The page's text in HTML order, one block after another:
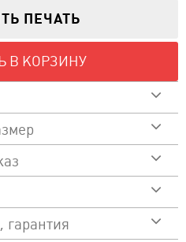
ПЕЧАТЬ
В КОРЗИНУ
100 % хлопок
155
Футболка с коротким
рукавом. Двойной стежок
на воротнике, рукавах и
Смотреть видео
в карточку товара
на выбранный цвет
печать
гарантия